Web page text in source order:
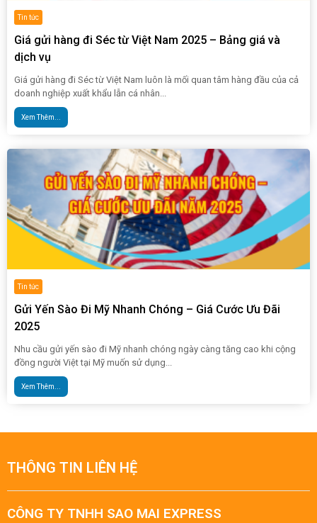
Tin tức
Giá gửi hàng đi Séc từ Việt Nam 2025 – Bảng giá và
dịch vụ
Giá gửi hàng đi Séc từ Việt Nam luôn là mối quan tâm hàng đầu của cả
doanh nghiệp xuất khẩu lẫn cá nhân...
Xem Thêm...
Tin tức
Gửi Yến Sào Đi Mỹ Nhanh Chóng – Giá Cước Ưu Đãi
2025
Nhu cầu gửi yến sào đi Mỹ nhanh chóng ngày càng tăng cao khi cộng
đồng người Việt tại Mỹ muốn sử dụng...
Xem Thêm...
THÔNG TIN LIÊN HỆ
CÔNG TY TNHH SAO MAI EXPRESS